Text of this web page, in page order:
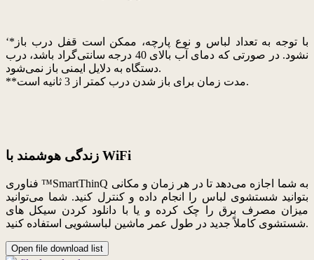
‘*با توجه به تعداد لباس و نوع پارچه، ممکن است قفل درب باز
نشود. در صورتی که دمای آب بالای 40 درجه سانتی‌گراد باشد، درب
دستگاه به دلایل ایمنی باز نمی‌شود.
**مدت زمان برای باز شدن درب کمتر از 3 ثانیه است.
زندگی هوشمند با WiFi
فناوری ™SmartThinQ به شما اجازه می‌دهد تا در هر زمان و مکانی
بتوانید شستشوی لباس را انجام داده و کنترل کنید. شما می‌توانید
میزان مصرف برق را چک کرده و یا با دانلود کردن سیکل های
شستشوی کاملاً جدید در طول عمر ماشین لباسشویی استفاده کنید.
Open file download list